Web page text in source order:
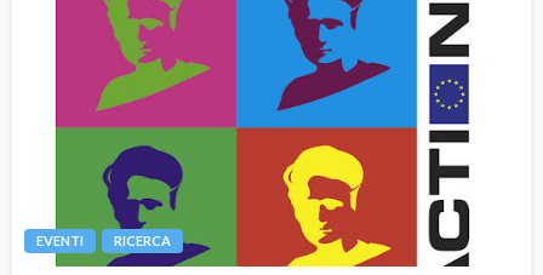
EVENTI RICERCA